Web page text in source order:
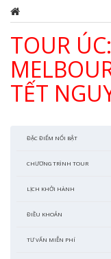
TOUR
TẾT
ĐẶC ĐIỂM NỔI BẬT
CHƯƠNG TRÌNH TOUR
LỊCH KHỞI HÀNH
ĐIỀU KHOẢN
TƯ VẤN MIỄN PHÍ